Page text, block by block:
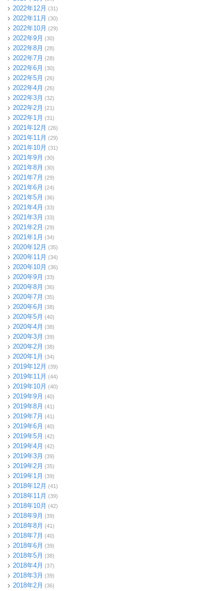
2022年12月 (31)
2022年11月 (30)
2022年10月 (29)
2022年9月 (30)
2022年8月 (28)
2022年7月 (28)
2022年6月 (30)
2022年5月 (26)
2022年4月 (26)
2022年3月 (32)
2022年2月 (21)
2022年1月 (31)
2021年12月 (26)
2021年11月 (29)
2021年10月 (31)
2021年9月 (30)
2021年8月 (30)
2021年7月 (29)
2021年6月 (24)
2021年5月 (36)
2021年4月 (33)
2021年3月 (33)
2021年2月 (29)
2021年1月 (34)
2020年12月 (35)
2020年11月 (34)
2020年10月 (36)
2020年9月 (33)
2020年8月 (36)
2020年7月 (35)
2020年6月 (38)
2020年5月 (40)
2020年4月 (38)
2020年3月 (39)
2020年2月 (38)
2020年1月 (34)
2019年12月 (39)
2019年11月 (44)
2019年10月 (40)
2019年9月 (40)
2019年8月 (41)
2019年7月 (41)
2019年6月 (40)
2019年5月 (42)
2019年4月 (42)
2019年3月 (39)
2019年2月 (35)
2019年1月 (39)
2018年12月 (41)
2018年11月 (39)
2018年10月 (42)
2018年9月 (39)
2018年8月 (41)
2018年7月 (40)
2018年6月 (39)
2018年5月 (38)
2018年4月 (37)
2018年3月 (39)
2018年2月 (36)